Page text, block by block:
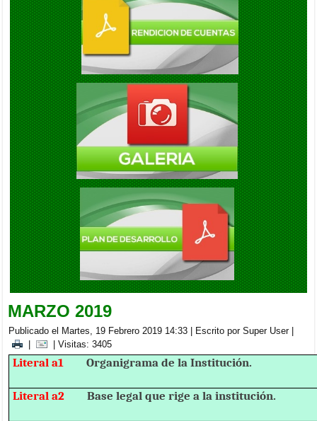
CACHA CELEBRO CON ORGULLO SUS 45
PARROQUIALIZACION
El Gobierno Autónomo Descentralizado Parroquial Rural de
FELIZ DÍA DE LAS MADRES
Viernes, 05 Junio 2026 14:41
EXITO EN LA INAUGURACION DEL CAMPEONATO DE
FUTBOL DIE ESTRELLAS
Viernes, 05 Septiembre 2025 20:08
ENTREGA DE KITS ALIMENTARIOS EN LA COMUNIDAD DE
GAUBUG
Viernes, 05 Septiembre 2025 20:04
BRIGADA MEDICA INTERDISCIPLINARIA EN LA PARROQUIA
CACHA
Viernes, 05 Septiembre 2025 20:00
MARZO 2019
Publicado el Martes, 19 Febrero 2019 14:33 | Escrito por Super User|
|
| Visitas: 3405
Literal a1Organigrama de la Institución.
Literal a2Base legal que rige a la institución.